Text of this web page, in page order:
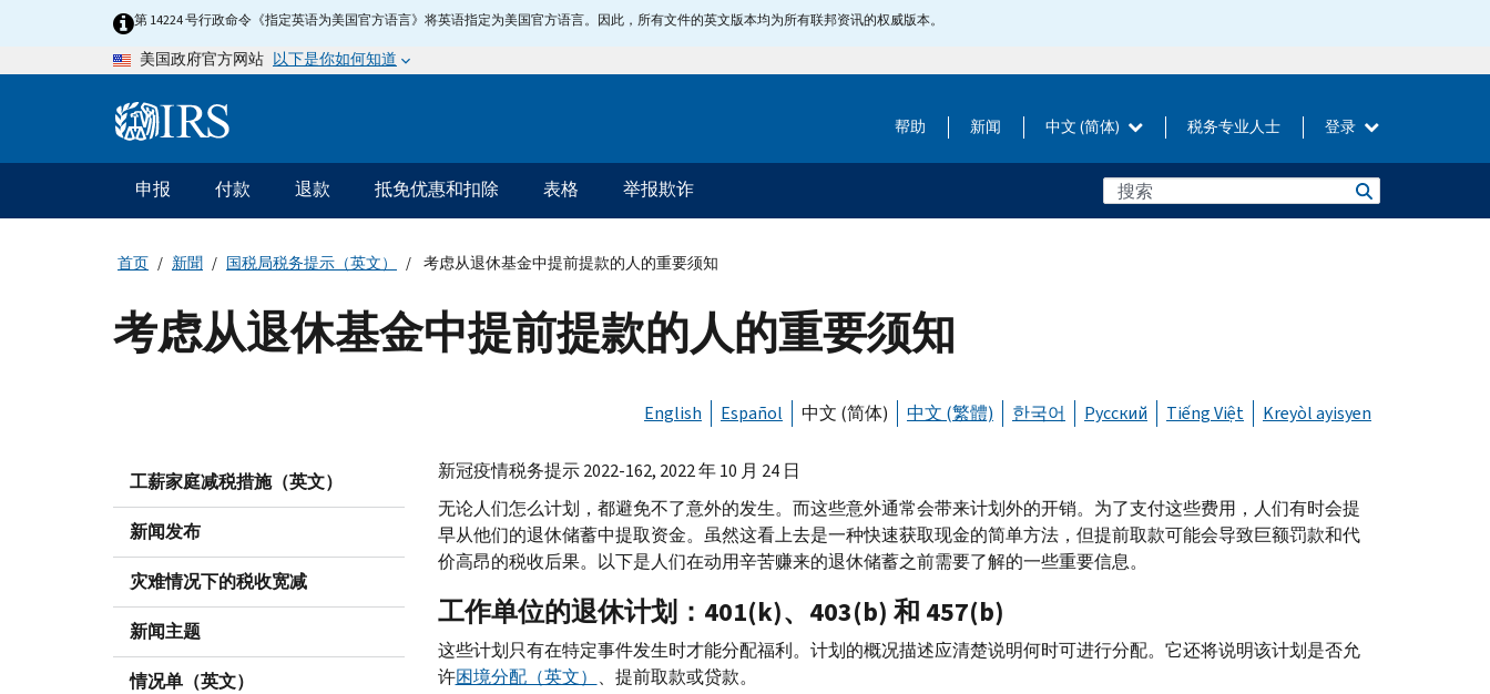
第 14224 号行政命令《指定英语为美国官方语言》将英语指定为美国官方语言。因此，所有文件的英文版本均为所有联邦资讯的权威版本。
美国政府官方网站 以下是你如何知道
Information 帮助 新闻 中文 (简体) 税务专业人士 登录
主
要
导
申报 付款 退款 抵免优惠和扣除 表格 举报欺诈
首页 新聞 国税局税务提示（英文） 考虑从退休基金中提前提款的人的重要须知
考虑从退休基金中提前提款的人的重要须知
English Español 中文 (简体) 中文 (繁體) 한국어 Русский Tiếng Việt Kreyòl ayisyen
工薪家庭减税措施（英文）
新闻发布
灾难情况下的税收宽减
新闻主题
情况单（英文）
新冠疫情税务提示 2022-162, 2022 年 10 月 24 日
无论人们怎么计划，都避免不了意外的发生。而这些意外通常会带来计划外的开销。为了支付这些费用，人们有时会提
早从他们的退休储蓄中提取资金。虽然这看上去是一种快速获取现金的简单方法，但提前取款可能会导致巨额罚款和代
价高昂的税收后果。以下是人们在动用辛苦赚来的退休储蓄之前需要了解的一些重要信息。
工作单位的退休计划：401(k)、403(b) 和 457(b)
这些计划只有在特定事件发生时才能分配福利。计划的概况描述应清楚说明何时可进行分配。它还将说明该计划是否允
许困境分配（英文） 、提前取款或贷款。